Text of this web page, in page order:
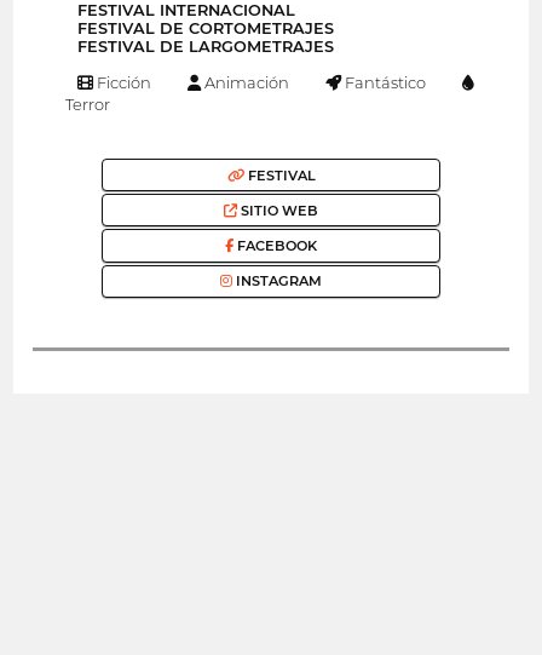
FESTIVAL INTERNACIONAL
FESTIVAL DE CORTOMETRAJES
FESTIVAL DE LARGOMETRAJES
Ficción Animación
Fantástico
Terror
FESTIVAL
SITIO WEB
FACEBOOK
INSTAGRAM